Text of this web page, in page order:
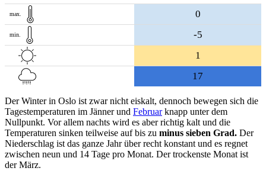
max. 0
min.
-5
1
17
Der Winter in Oslo ist zwar nicht eiskalt, dennoch bewegen sich die
Tagestemperaturen im Jänner und Februarknapp unter dem
Nullpunkt. Vor allem nachts wird es aber richtig kalt und die
Temperaturen sinken teilweise auf bis zu minus sieben Grad. Der
Niederschlag ist das ganze Jahr über recht konstant und es regnet
zwischen neun und 14 Tage pro Monat. Der trockenste Monat ist
der März.